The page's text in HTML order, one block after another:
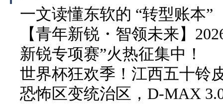
一文读懂东软的 “转型账本”
【青年新锐・智领未来】
新锐专项赛”火热征集中！
世界杯狂欢季！江西五十铃
恐怖区变统治区，D-MAX